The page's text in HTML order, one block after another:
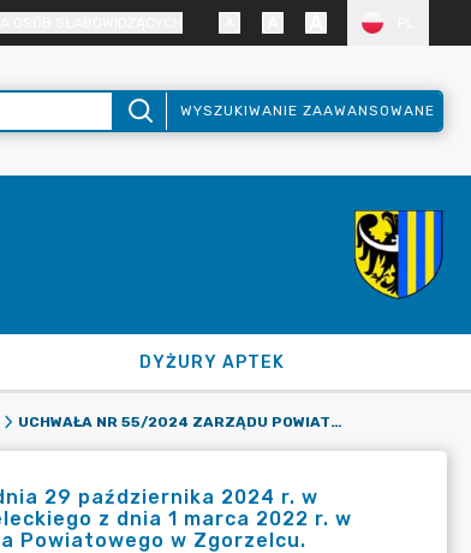
WYSZUKIWANIE ZAAWANSOWANE
DYŻURY APTEK
UCHWAŁA NR 55/2024 ZARZĄDU POWIATU ZGORZELECKIEGO Z DNIA 29 PAŹDZIERNIKA 2024 R. W SPRAWIE ZMIANY UCHWAŁY NR 433/2022 ZARZĄDU POWIATU ZGORZELECKIEGO Z DNIA 1 MARCA 2022 R. W SPRAWIE WPROWADZENIA REGULAMINU ORGANIZACYJNEGO STAROSTWA POWIATOWEGO W ZGORZELCU.
dnia 29 października 2024 r. w
z dnia 1 marca 2022 r. w
Powiatowego w Zgorzelcu.